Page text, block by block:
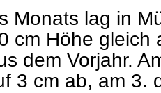
Monats lag in
cm Höhe gleich
dem Vorjahr.
3 cm ab, am 3.